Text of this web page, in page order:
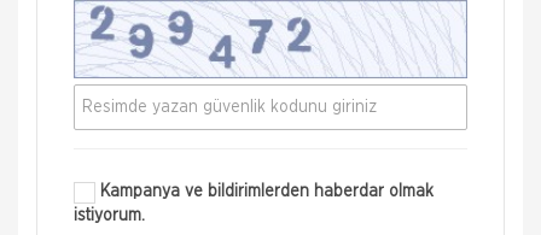
Kampanya ve bildirimlerden haberdar olmak
istiyorum.